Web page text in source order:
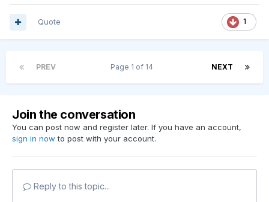
1
Quote
PREV NEXT
Page 1 of 14
Join the conversation
You can post now and register later. If you have an account,
sign in now to post with your account.
Reply to this topic...